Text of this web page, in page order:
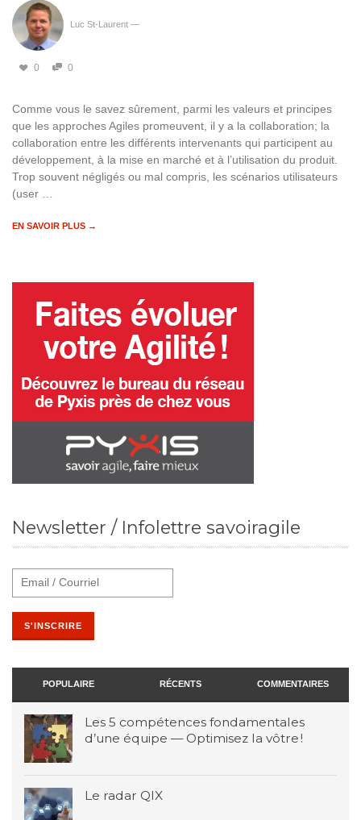
Luc St-Laurent —
0 0
Comme vous le savez sûrement, parmi les valeurs et principes
que les approches Agiles promeuvent, il y a la collaboration; la
collaboration entre les différents intervenants qui participent au
développement, à la mise en marché et à l’utilisation du produit.
Trop souvent négligés ou mal compris, les scénarios utilisateurs
(user …
EN SAVOIR PLUS →
Newsletter / Infolettre savoiragile
POPULAIRE RÉCENTS COMMENTAIRES
Les 5 compétences fondamentales
d’une équipe — Optimisez la vôtre !
Le radar QIX